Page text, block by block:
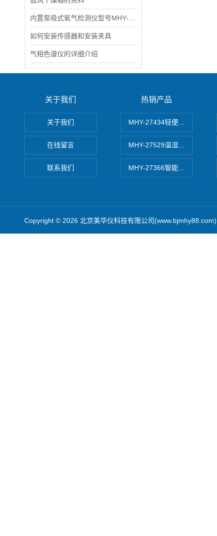
如何安装传感器和安装夹具
气相色谱仪的详细介绍
关于我们
关于我们
在线留言
联系我们
热销产品
MHY-27434轻便式自动水质
MHY-27529温湿度记录仪
MHY-27366智能数字微压计
Copyright © 2026 北京美华仪科技有限公司